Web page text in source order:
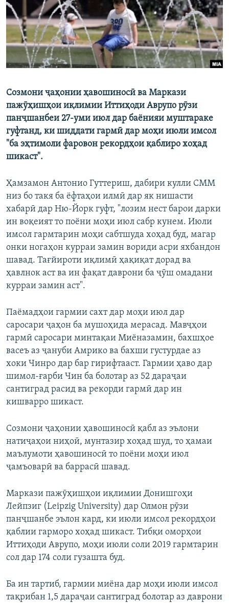
ГУЗОРИШҲОИ РАДИОӢ
Русский
ПАЙГИРӢ КУНЕД
Ҳамаи сомонаҳои RFE/RL
Созмони ҷаҳонии ҳавошиносӣ ва Маркази
пажӯҳишҳои иқлимии Иттиҳоди Аврупо рӯзи
панҷшанбеи 27-уми июл дар баёнияи муштараке
гуфтанд, ки шиддати гармӣ дар моҳи июли имсол
"ба эҳтимоли фаровон рекордҳои қаблиро хоҳад
шикаст".
Ҳамзамон Антонио Гуттериш, дабири кулли СММ
низ бо такя ба ёфтаҳои илмӣ дар як нишасти
хабарӣ дар Ню-Йорк гуфт, "лозим нест барои дарки
ин воқеият то поёни моҳи июл сабр кунем. Июли
имсол гармтарин моҳи сабтшуда хоҳад буд, магар
онки ногаҳон курраи замин вориди асри яхбандон
шавад. Тағйироти иқлимӣ ҳақиқат дорад ва
ҳавлнок аст ва ин фақат даврони ба ҷӯш омадани
курраи замин аст".
Паёмадҳои гармии сахт дар моҳи июл дар
саросари ҷаҳон ба мушоҳида мерасад. Мавҷҳои
гармӣ саросари минтақаи Миёназамин, бахшҳое
васеъ аз ҷануби Амрико ва бахши густурдае аз
хоки Чинро дар бар гирифтааст. Гармии ҳаво дар
шимол-ғарби Чин ба болотар аз 52 дараҷаи
сантиград расид ва рекорди гармӣ дар ин
кишварро шикаст.
Созмони ҷаҳонии ҳавошиносӣ қабл аз эълони
натиҷаҳои ниҳоӣ, мунтазир хоҳад шуд, то ҳамаи
маълумоти ҳавошиносӣ то поёни моҳи июл
ҷамъоварӣ ва баррасӣ шавад.
Маркази пажӯҳишҳои иқлимии Донишгоҳи
Лейпзиг (Leipzig University) дар Олмон рӯзи
панҷшанбе эълон кард, ки июли имсол рекордҳои
қаблии гарморо хоҳад шикаст. Тибқи оморҳои
Иттиҳоди Аврупо, моҳи июли соли 2019 гармтарин
сол дар 174 соли гузашта буд.
Ба ин тартиб, гармии миёна дар моҳи июли имсол
тақрибан 1,5 дараҷаи сантиград болотар аз даврони